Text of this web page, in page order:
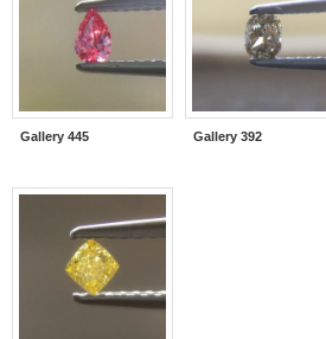
Gallery 445 Gallery 392